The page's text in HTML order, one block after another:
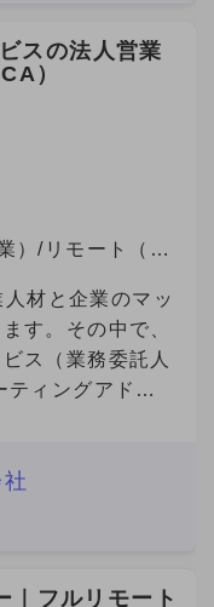
納品ディレクシ
任者に近い裁量
スの法人営業
）
）/リモート（在
材と企業のマッ
す。その中で、
ス（業務委託人
ィングアドバ
｜フルリモート